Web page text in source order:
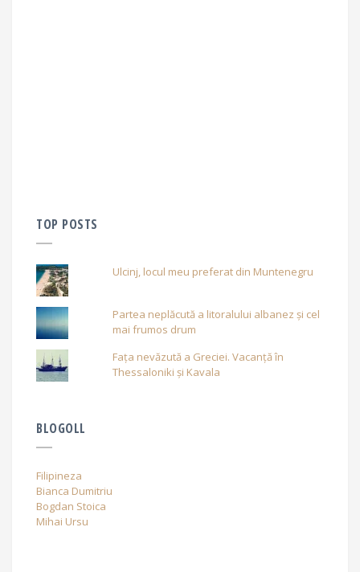
TOP POSTS
Ulcinj, locul meu preferat din Muntenegru
Partea neplăcută a litoralului albanez și cel
mai frumos drum
Fața nevăzută a Greciei. Vacanță în
Thessaloniki și Kavala
BLOGOLL
Filipineza
Bianca Dumitriu
Bogdan Stoica
Mihai Ursu